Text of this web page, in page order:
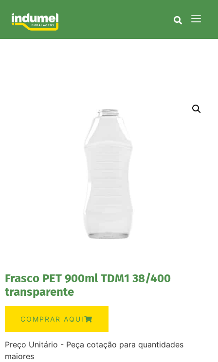
Frasco PET 900ml TDM1 38/400
transparente
COMPRAR AQUI
Preço Unitário - Peça cotação para quantidades
maiores